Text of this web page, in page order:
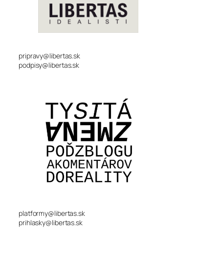
pripravy@libertas.sk
podpisy@libertas.sk
platformy@libertas.sk
prihlasky@libertas.sk